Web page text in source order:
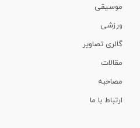
موسیقی
ورزشی
گالری تصاویر
مقالات
مصاحبه
ارتباط با ما